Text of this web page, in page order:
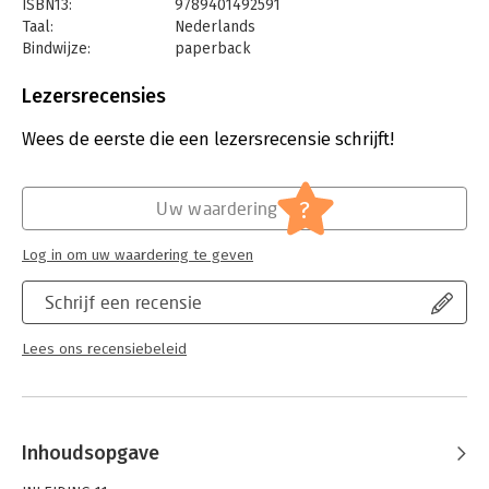
op alle feiten en medische inzichten die op dit moment
voorhanden zijn.
ISBN13:
9789401492591
Taal:
Nederlands
Bindwijze:
paperback
Uitgever:
Verschijningsdatum:
29-12-2023
Lezersrecensies
Wees de eerste die een lezersrecensie schrijft!
Schrijf een recensie
Lees ons recensiebeleid
Uw waardering ?
Log in om uw waardering te geven
Inhoudsopgave